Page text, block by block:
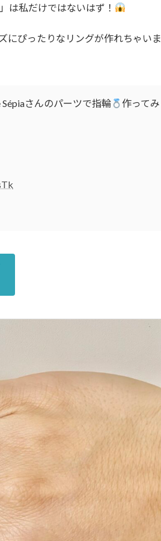
は私だけではないはず！
にぴったりなリングが作れちゃいま
さんのパーツで指輪
作ってみ